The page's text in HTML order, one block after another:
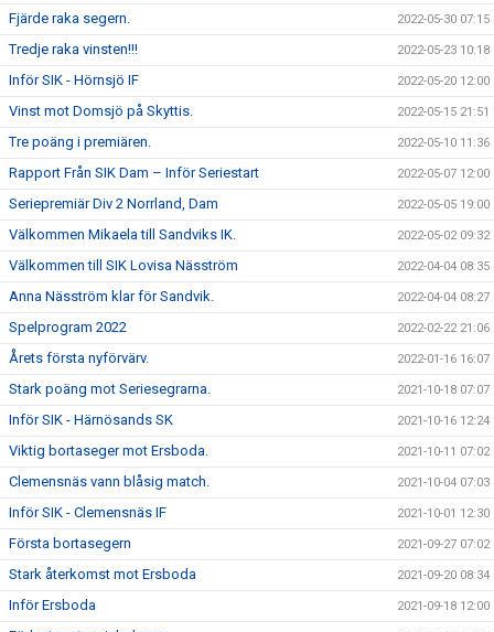
Fjärde raka segern. 2022-05-30 07:15
Tredje raka vinsten!!! 2022-05-23 10:18
Inför SIK - Hörnsjö IF 2022-05-20 12:00
Vinst mot Domsjö på Skyttis. 2022-05-15 21:51
Tre poäng i premiären. 2022-05-10 11:36
Rapport Från SIK Dam – Inför Seriestart 2022-05-07 12:00
Seriepremiär Div 2 Norrland, Dam 2022-05-05 19:00
Välkommen Mikaela till Sandviks IK. 2022-05-02 09:32
Välkommen till SIK Lovisa Näsström 2022-04-04 08:35
Anna Näsström klar för Sandvik. 2022-04-04 08:27
Spelprogram 2022 2022-02-22 21:06
Årets första nyförvärv. 2022-01-16 16:07
Stark poäng mot Seriesegrarna. 2021-10-18 07:07
Inför SIK - Härnösands SK 2021-10-16 12:24
Viktig bortaseger mot Ersboda. 2021-10-11 07:02
Clemensnäs vann blåsig match. 2021-10-04 07:03
Inför SIK - Clemensnäs IF 2021-10-01 12:30
Första bortasegern 2021-09-27 07:02
Stark återkomst mot Ersboda 2021-09-20 08:34
Inför Ersboda 2021-09-18 12:00